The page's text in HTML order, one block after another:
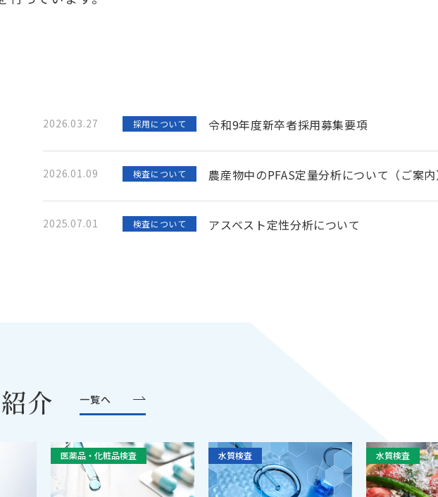
2026.03.27 採用について 令和9年度新卒者採用募集要項
2026.01.09 検査について 農産物中のPFAS定量分析について（ご案
2025.07.01 検査について アスベスト定性分析について
2024.01.19 採用について 正職員キャリア採用募集要項
介
医薬品・化粧品検査 水質検査 水質検査
一覧へ